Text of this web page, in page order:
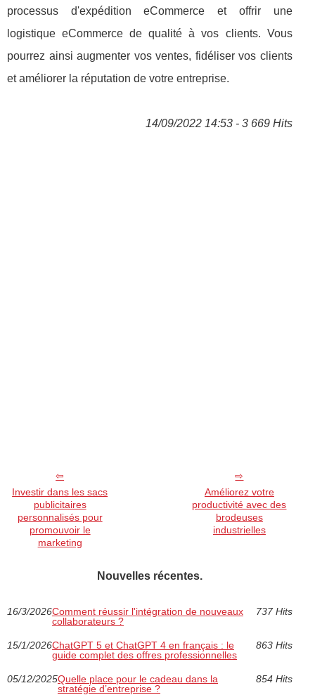
processus d'expédition eCommerce et offrir une
logistique eCommerce de qualité à vos clients. Vous
pourrez ainsi augmenter vos ventes, fidéliser vos clients
et améliorer la réputation de votre entreprise.
14/09/2022 14:53 - 3 669 Hits
Investir dans les sacs
publicitaires
personnalisés pour
promouvoir le
marketing
Améliorez votre
productivité avec des
brodeuses
industrielles
Nouvelles récentes.
16/3/2026Comment réussir l'intégration de nouveaux
collaborateurs ?
737 Hits
15/1/2026ChatGPT 5 et ChatGPT 4 en français : le
guide complet des offres professionnelles
863 Hits
05/12/2025Quelle place pour le cadeau dans la
stratégie d’entreprise ?
854 Hits